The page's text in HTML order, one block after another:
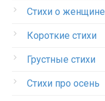
Стихи о женщине
Короткие стихи
Грустные стихи
Стихи про осень